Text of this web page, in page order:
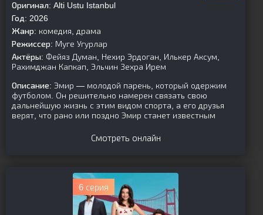
Оригинал: Alti Ustu Istanbul
Год: 2026
Жанр: комедия, драма
Режиссер: Муге Угурлар
Актёры: Фейяз Думан, Нехир Эрдоган, Илькер Аксум,
Рахимджан Капкап, Эльчин Зехра Ирем
Описание: Эмир — молодой парень, который одержим
футболом. Он решительно намерен связать свою
дальнейшую жизнь с этим видом спорта, а его друзья
верят, что рано или поздно Эмир станет известным
Смотреть онлайн
6 серия